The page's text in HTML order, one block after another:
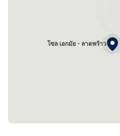
โซล เอกมัย - ลาดพร้าว